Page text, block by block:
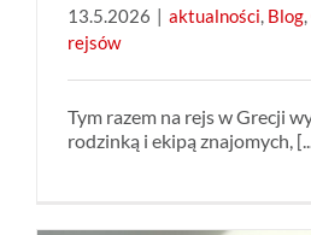
13.5.2026 aktualności, Blog,
rejsów
Tym razem na rejs w Grecji
rodzinką i ekipą znajomych,